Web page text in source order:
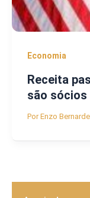
Economia
Receita
são sócios
PorEnzo